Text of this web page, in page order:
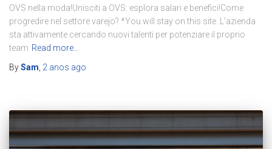
OVS nella moda!Unisciti a OVS: esplora salari e benefici!Come
progredire nel settore varejo? *You will stay on this site. L’azienda
sta attivamente cercando nuovi talenti per potenziare il proprio
team Read more…
BySam 2 anos ago